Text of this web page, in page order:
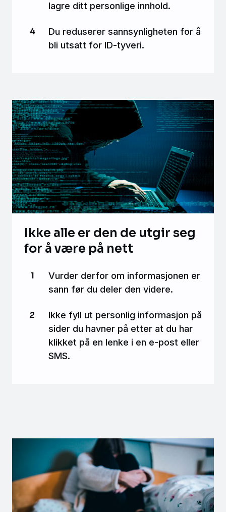
lagre ditt personlige innhold.
Du reduserer sannsynligheten for å
bli utsatt for ID-tyveri.
Ikke alle er den de utgir seg
for å være på nett
Vurder derfor om informasjonen er
sann før du deler den videre.
Ikke fyll ut personlig informasjon på
sider du havner på etter at du har
klikket på en lenke i en e-post eller
SMS.